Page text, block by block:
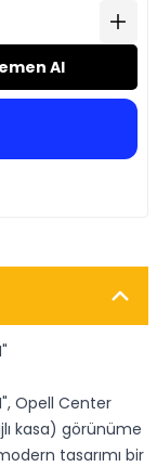
Al
Opell Center
kasa) görünüme
tasarımı bir